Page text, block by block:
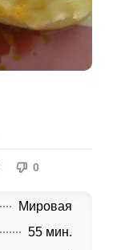
0
Мировая
55 мин.